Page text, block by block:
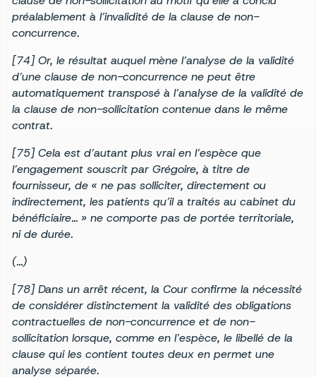
préalablement à l’invalidité de la clause de non-
concurrence.
[74] Or, le résultat auquel mène l’analyse de la validité
d’une clause de non-concurrence ne peut être
automatiquement transposé à l’analyse de la validité de
la clause de non-sollicitation contenue dans le même
contrat.
[75] Cela est d’autant plus vrai en l’espèce que
l’engagement souscrit par Grégoire, à titre de
fournisseur, de « ne pas solliciter, directement ou
indirectement, les patients qu’il a traités au cabinet du
bénéficiaire… » ne comporte pas de portée territoriale,
ni de durée.
(…)
[78] Dans un arrêt récent, la Cour confirme la nécessité
de considérer distinctement la validité des obligations
contractuelles de non-concurrence et de non-
sollicitation lorsque, comme en l’espèce, le libellé de la
clause qui les contient toutes deux en permet une
analyse séparée.